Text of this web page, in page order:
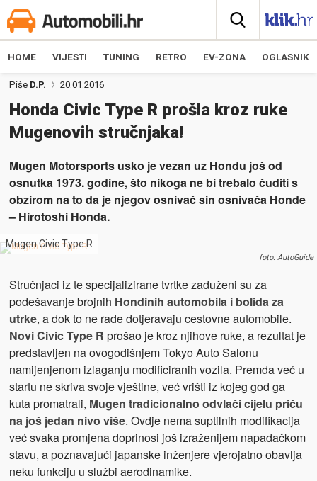
HOME VIJESTI TUNING RETRO EV-ZONA OGLASNIK
Piše D.P. 20.01.2016
Honda Civic Type R prošla kroz ruke
Mugenovih stručnjaka!
Mugen Motorsports usko je vezan uz Hondu još od
osnutka 1973. godine, što nikoga ne bi trebalo čuditi s
obzirom na to da je njegov osnivač sin osnivača Honde
– Hirotoshi Honda.
Mugen Civic Type R
foto: AutoGuide
Stručnjaci iz te specijalizirane tvrtke zaduženi su za
podešavanje brojnih Hondinih automobila i bolida za
utrke, a dok to ne rade dotjeravaju cestovne automobile.
Novi Civic Type R prošao je kroz njihove ruke, a rezultat je
predstavljen na ovogodišnjem Tokyo Auto Salonu
namijenjenom izlaganju modificiranih vozila. Premda već u
startu ne skriva svoje vještine, već vrišti iz kojeg god ga
kuta promatrali, Mugen tradicionalno odvlači cijelu priču
na još jedan nivo više. Ovdje nema suptilnih modifikacija
već svaka promjena doprinosi još izraženijem napadačkom
stavu, a poznavajući japanske inženjere vjerojatno obavlja
neku funkciju u službi aerodinamike.